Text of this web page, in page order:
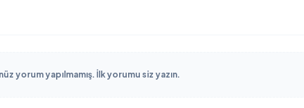
yorum yapılmamış. İlk yorumu siz yazın.